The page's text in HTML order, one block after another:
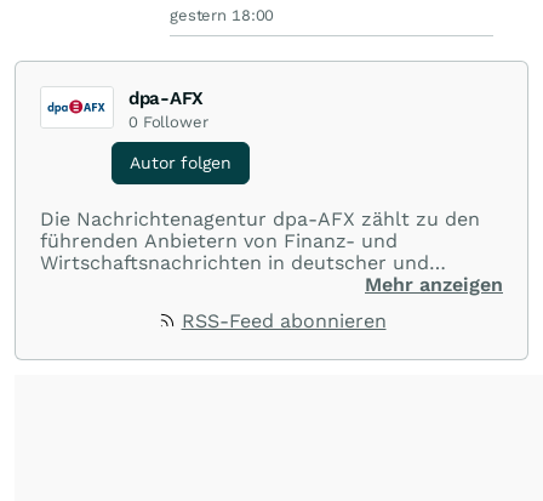
gestern 18:00
dpa-AFX
0 Follower
Autor folgen
Die Nachrichtenagentur dpa-AFX zählt zu den
führenden Anbietern von Finanz- und
Wirtschaftsnachrichten in deutscher und
englischer Sprache. Gestützt auf ein
dpa-AFX unabhängig, zuverlässig und schnell
Mehr anzeigen
RSS-Feed abonnieren